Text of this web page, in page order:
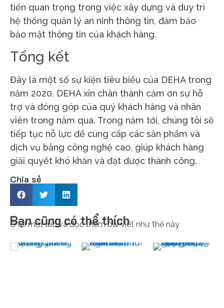
tiến quan trọng trong việc xây dựng và duy trì
hệ thống quản lý an ninh thông tin, đảm bảo
bảo mật thông tin của khách hàng.
Tổng kết
Đây là một số sự kiện tiêu biểu của DEHA trong
năm 2020. DEHA xin chân thành cảm ơn sự hỗ
trợ và đóng góp của quý khách hàng và nhân
viên trong năm qua. Trong năm tới, chúng tôi sẽ
tiếp tục nỗ lực để cung cấp các sản phẩm và
dịch vụ bằng công nghệ cao, giúp khách hàng
giải quyết khó khăn và đạt được thành công.
Chia sẻ
Bạn cũng có thể thích
Ở lại một lúc và đọc thêm bài viết như thế này